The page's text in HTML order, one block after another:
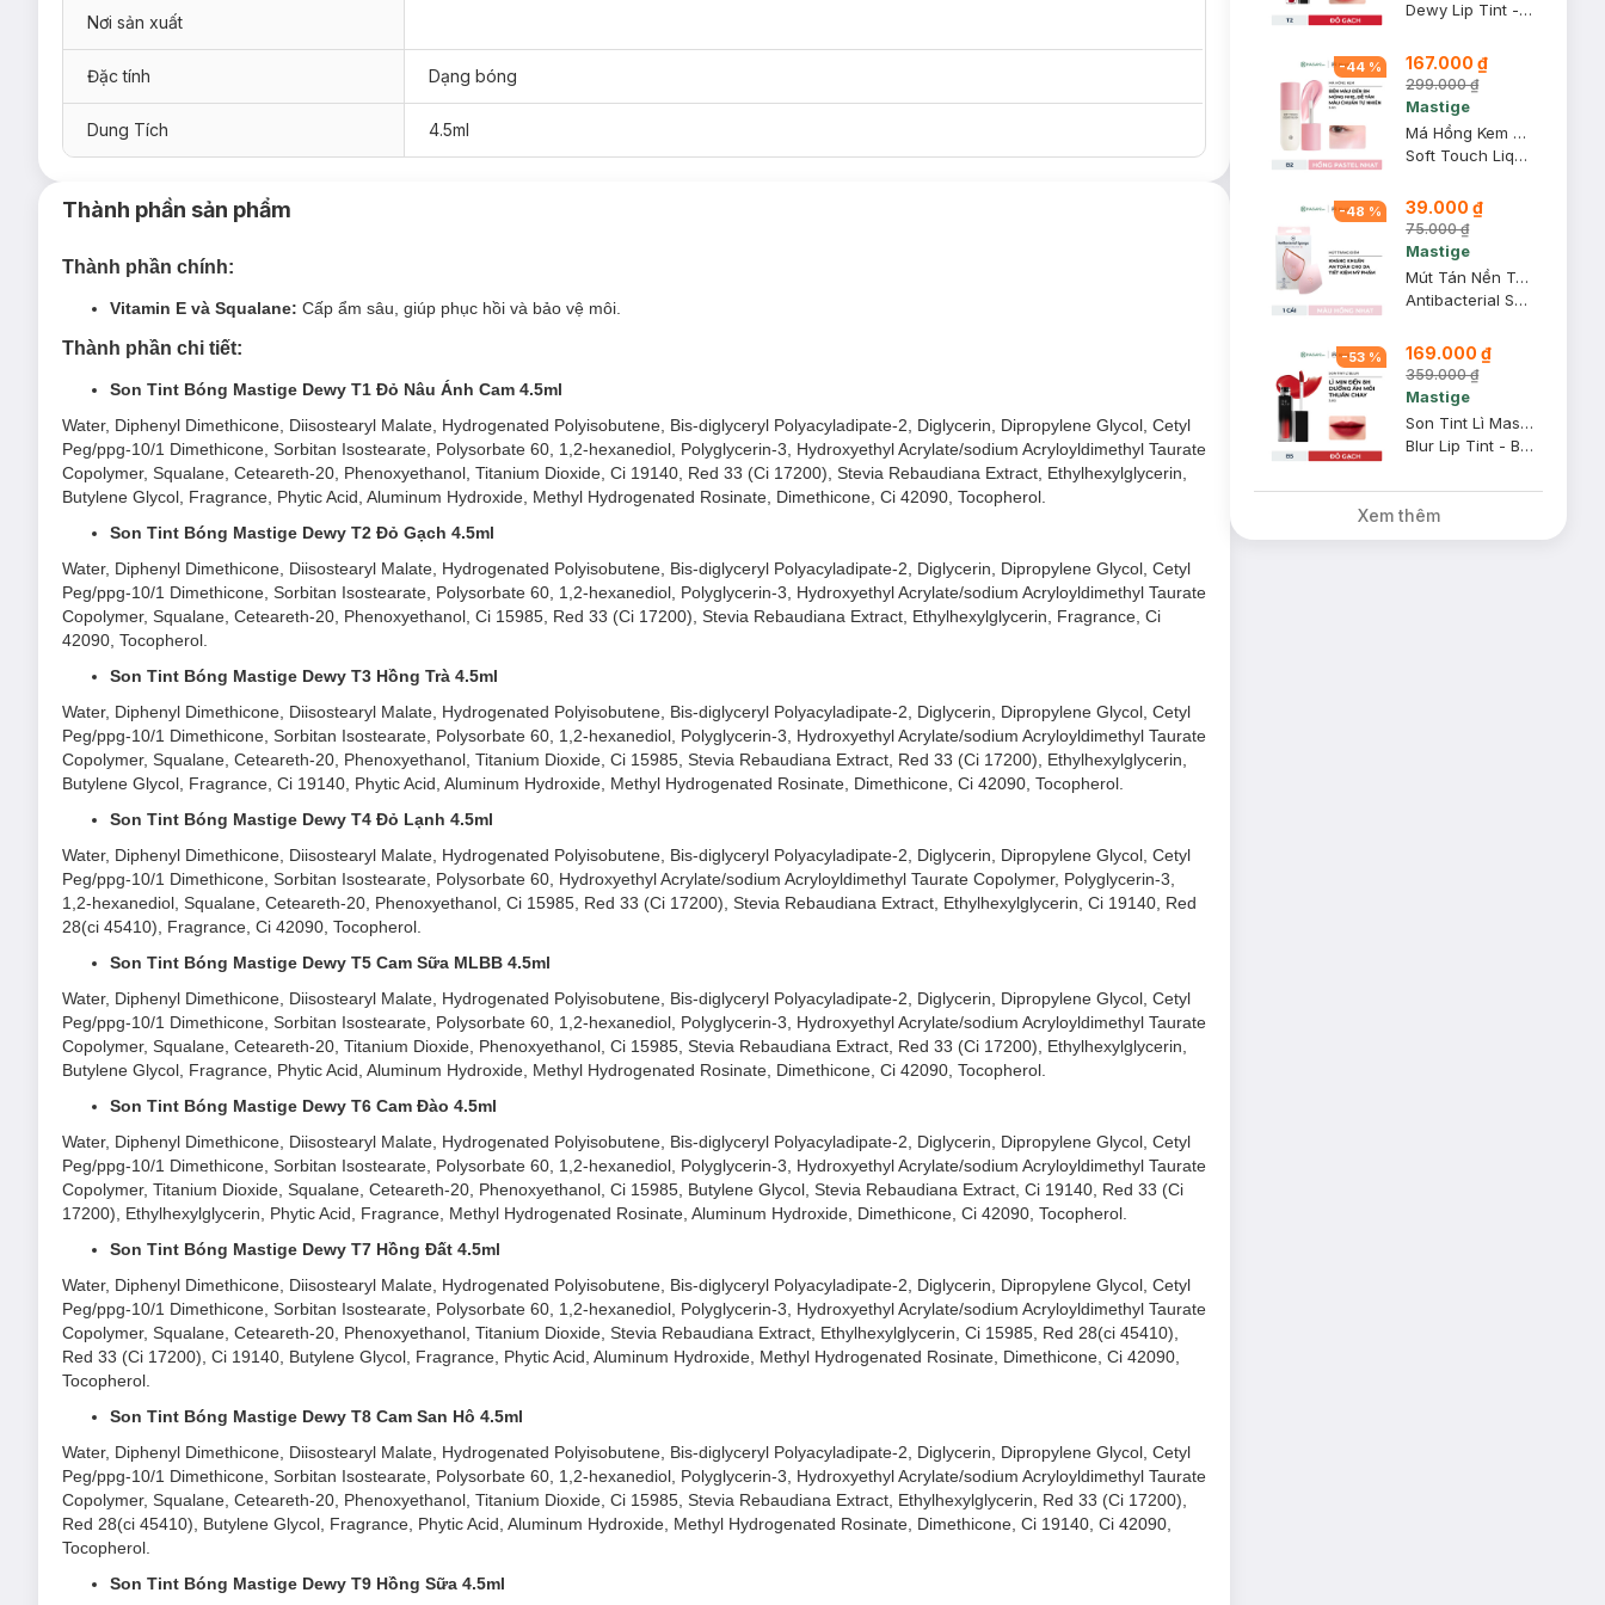
T2 Charming - Đỏ gạch
T6 Unique - Cam đào
T7 Elegant - Hồng đất
Ưu thế nổi bật:
Công nghệ Triple Gloss Layer:
Giữ độ bóng và vẻ căng mọng cho đôi môi.
Cấp ẩm chuyên sâu:Chứa Vitamin E và Squalane, giúp phục hồi và bảo vệ môi khỏi tình trạng khô, nứt nẻ.
Giữ màu bền lâu đến 6 giờ:
Màu son lên chuẩn, không lem, không bị loang lổ trong thời gian dài.
Chất son mịn nhẹ, không dính:
Tạo cảm giác thoải mái, dễ chịu khi sử dụng.
An toàn cho môi nhạy cảm:
Công thức vegan, bao bì thân thiện với môi trường, được kiểm nghiệm lâm sàng phù hợp cho cả làn môi dễ kích
ứng.
Nơi sản xuất
Đặc tính Dạng bóng
Dung Tích 4.5ml
Thành phần sản phẩm
Thành phần chính:
Vitamin E và Squalane: Cấp ẩm sâu, giúp phục hồi và bảo vệ môi.
Thành phần chi tiết:
Son Tint Bóng Mastige Dewy T1 Đỏ Nâu Ánh Cam 4.5ml
Water, Diphenyl Dimethicone, Diisostearyl Malate, Hydrogenated Polyisobutene, Bis-diglyceryl Polyacyladipate-2, Diglycerin, Dipropylene Glycol, Cetyl
Peg/ppg-10/1 Dimethicone, Sorbitan Isostearate, Polysorbate 60, 1,2-hexanediol, Polyglycerin-3, Hydroxyethyl Acrylate/sodium Acryloyldimethyl Taurate
Copolymer, Squalane, Ceteareth-20, Phenoxyethanol, Titanium Dioxide, Ci 19140, Red 33 (Ci 17200), Stevia Rebaudiana Extract, Ethylhexylglycerin,
Butylene Glycol, Fragrance, Phytic Acid, Aluminum Hydroxide, Methyl Hydrogenated Rosinate, Dimethicone, Ci 42090, Tocopherol.
Son Tint Bóng Mastige Dewy T2 Đỏ Gạch 4.5ml
Water, Diphenyl Dimethicone, Diisostearyl Malate, Hydrogenated Polyisobutene, Bis-diglyceryl Polyacyladipate-2, Diglycerin, Dipropylene Glycol, Cetyl
Peg/ppg-10/1 Dimethicone, Sorbitan Isostearate, Polysorbate 60, 1,2-hexanediol, Polyglycerin-3, Hydroxyethyl Acrylate/sodium Acryloyldimethyl Taurate
Copolymer, Squalane, Ceteareth-20, Phenoxyethanol, Ci 15985, Red 33 (Ci 17200), Stevia Rebaudiana Extract, Ethylhexylglycerin, Fragrance, Ci
42090, Tocopherol.
Son Tint Bóng Mastige Dewy T3 Hồng Trà 4.5ml
Water, Diphenyl Dimethicone, Diisostearyl Malate, Hydrogenated Polyisobutene, Bis-diglyceryl Polyacyladipate-2, Diglycerin, Dipropylene Glycol, Cetyl
Peg/ppg-10/1 Dimethicone, Sorbitan Isostearate, Polysorbate 60, 1,2-hexanediol, Polyglycerin-3, Hydroxyethyl Acrylate/sodium Acryloyldimethyl Taurate
Copolymer, Squalane, Ceteareth-20, Phenoxyethanol, Titanium Dioxide, Ci 15985, Stevia Rebaudiana Extract, Red 33 (Ci 17200), Ethylhexylglycerin,
Butylene Glycol, Fragrance, Ci 19140, Phytic Acid, Aluminum Hydroxide, Methyl Hydrogenated Rosinate, Dimethicone, Ci 42090, Tocopherol.
Son Tint Bóng Mastige Dewy T4 Đỏ Lạnh 4.5ml
Water, Diphenyl Dimethicone, Diisostearyl Malate, Hydrogenated Polyisobutene, Bis-diglyceryl Polyacyladipate-2, Diglycerin, Dipropylene Glycol, Cetyl
Peg/ppg-10/1 Dimethicone, Sorbitan Isostearate, Polysorbate 60, Hydroxyethyl Acrylate/sodium Acryloyldimethyl Taurate Copolymer, Polyglycerin-3,
1,2-hexanediol, Squalane, Ceteareth-20, Phenoxyethanol, Ci 15985, Red 33 (Ci 17200), Stevia Rebaudiana Extract, Ethylhexylglycerin, Ci 19140, Red
28(ci 45410), Fragrance, Ci 42090, Tocopherol.
Son Tint Bóng Mastige Dewy T5 Cam Sữa MLBB 4.5ml
Water, Diphenyl Dimethicone, Diisostearyl Malate, Hydrogenated Polyisobutene, Bis-diglyceryl Polyacyladipate-2, Diglycerin, Dipropylene Glycol, Cetyl
Peg/ppg-10/1 Dimethicone, Sorbitan Isostearate, Polysorbate 60, 1,2-hexanediol, Polyglycerin-3, Hydroxyethyl Acrylate/sodium Acryloyldimethyl Taurate
Copolymer, Squalane, Ceteareth-20, Titanium Dioxide, Phenoxyethanol, Ci 15985, Stevia Rebaudiana Extract, Red 33 (Ci 17200), Ethylhexylglycerin,
Butylene Glycol, Fragrance, Phytic Acid, Aluminum Hydroxide, Methyl Hydrogenated Rosinate, Dimethicone, Ci 42090, Tocopherol.
Son Tint Bóng Mastige Dewy T6 Cam Đào 4.5ml
Water, Diphenyl Dimethicone, Diisostearyl Malate, Hydrogenated Polyisobutene, Bis-diglyceryl Polyacyladipate-2, Diglycerin, Dipropylene Glycol, Cetyl
Peg/ppg-10/1 Dimethicone, Sorbitan Isostearate, Polysorbate 60, 1,2-hexanediol, Polyglycerin-3, Hydroxyethyl Acrylate/sodium Acryloyldimethyl Taurate
Copolymer, Titanium Dioxide, Squalane, Ceteareth-20, Phenoxyethanol, Ci 15985, Butylene Glycol, Stevia Rebaudiana Extract, Ci 19140, Red 33 (Ci
17200), Ethylhexylglycerin, Phytic Acid, Fragrance, Methyl Hydrogenated Rosinate, Aluminum Hydroxide, Dimethicone, Ci 42090, Tocopherol.
Son Tint Bóng Mastige Dewy T7 Hồng Đất 4.5ml
Water, Diphenyl Dimethicone, Diisostearyl Malate, Hydrogenated Polyisobutene, Bis-diglyceryl Polyacyladipate-2, Diglycerin, Dipropylene Glycol, Cetyl
Peg/ppg-10/1 Dimethicone, Sorbitan Isostearate, Polysorbate 60, 1,2-hexanediol, Polyglycerin-3, Hydroxyethyl Acrylate/sodium Acryloyldimethyl Taurate
Copolymer, Squalane, Ceteareth-20, Phenoxyethanol, Titanium Dioxide, Stevia Rebaudiana Extract, Ethylhexylglycerin, Ci 15985, Red 28(ci 45410),
Red 33 (Ci 17200), Ci 19140, Butylene Glycol, Fragrance, Phytic Acid, Aluminum Hydroxide, Methyl Hydrogenated Rosinate, Dimethicone, Ci 42090,
Tocopherol.
Son Tint Bóng Mastige Dewy T8 Cam San Hô 4.5ml
Water, Diphenyl Dimethicone, Diisostearyl Malate, Hydrogenated Polyisobutene, Bis-diglyceryl Polyacyladipate-2, Diglycerin, Dipropylene Glycol, Cetyl
Peg/ppg-10/1 Dimethicone, Sorbitan Isostearate, Polysorbate 60, 1,2-hexanediol, Polyglycerin-3, Hydroxyethyl Acrylate/sodium Acryloyldimethyl Taurate
Copolymer, Squalane, Ceteareth-20, Phenoxyethanol, Titanium Dioxide, Ci 15985, Stevia Rebaudiana Extract, Ethylhexylglycerin, Red 33 (Ci 17200),
Red 28(ci 45410), Butylene Glycol, Fragrance, Phytic Acid, Aluminum Hydroxide, Methyl Hydrogenated Rosinate, Dimethicone, Ci 19140, Ci 42090,
Tocopherol.
Son Tint Bóng Mastige Dewy T9 Hồng Sữa 4.5ml
Dewy Lip Tint - T2 Charming
-44 % 167.000 ₫
299.000 ₫
Mastige
Má Hồng Kem Mastige Bền Màu Dễ Tán B2 Hồng Pastel Nhạt 3.5g
Soft Touch Liquid Blush - B2 Sakura Kiss
-48 % 39.000 ₫
75.000 ₫
Mastige
Mút Tán Nền Trang Điểm Mastige Kháng Khuẩn Màu Hồng Nhạt
Antibacterial Sponge
-53 % 169.000 ₫
359.000 ₫
Mastige
Son Tint Lì Mastige Blur Lâu Trôi Màu B5 Đỏ Gạch 3.8g
Blur Lip Tint - B5 Classic
Xem thêm